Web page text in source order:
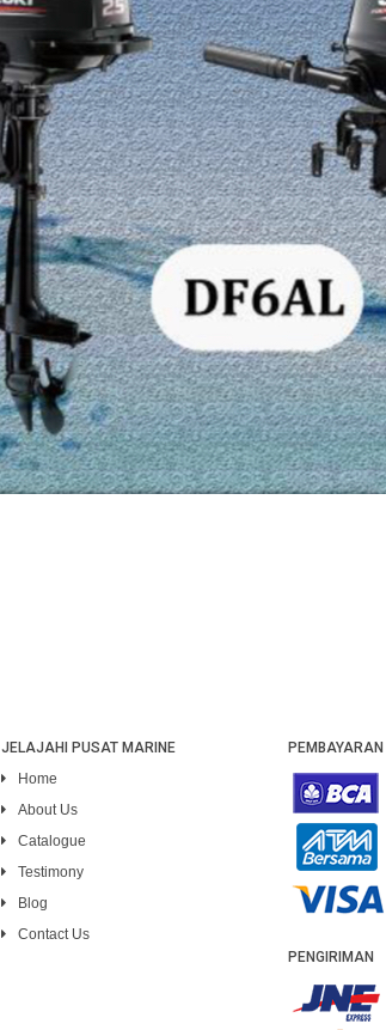
JELAJAHI PUSAT MARINE
Home
About Us
Catalogue
Testimony
Blog
Contact Us
PEMBAYARAN
PENGIRIMAN